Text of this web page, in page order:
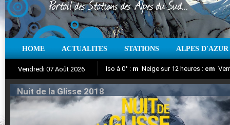
HOME ACTUALITES STATIONS ALPES D'AZUR
Vendredi 07 Août 2026 Iso à 0° : m Neige sur 12 heures : cm
Nuit de la Glisse 2018